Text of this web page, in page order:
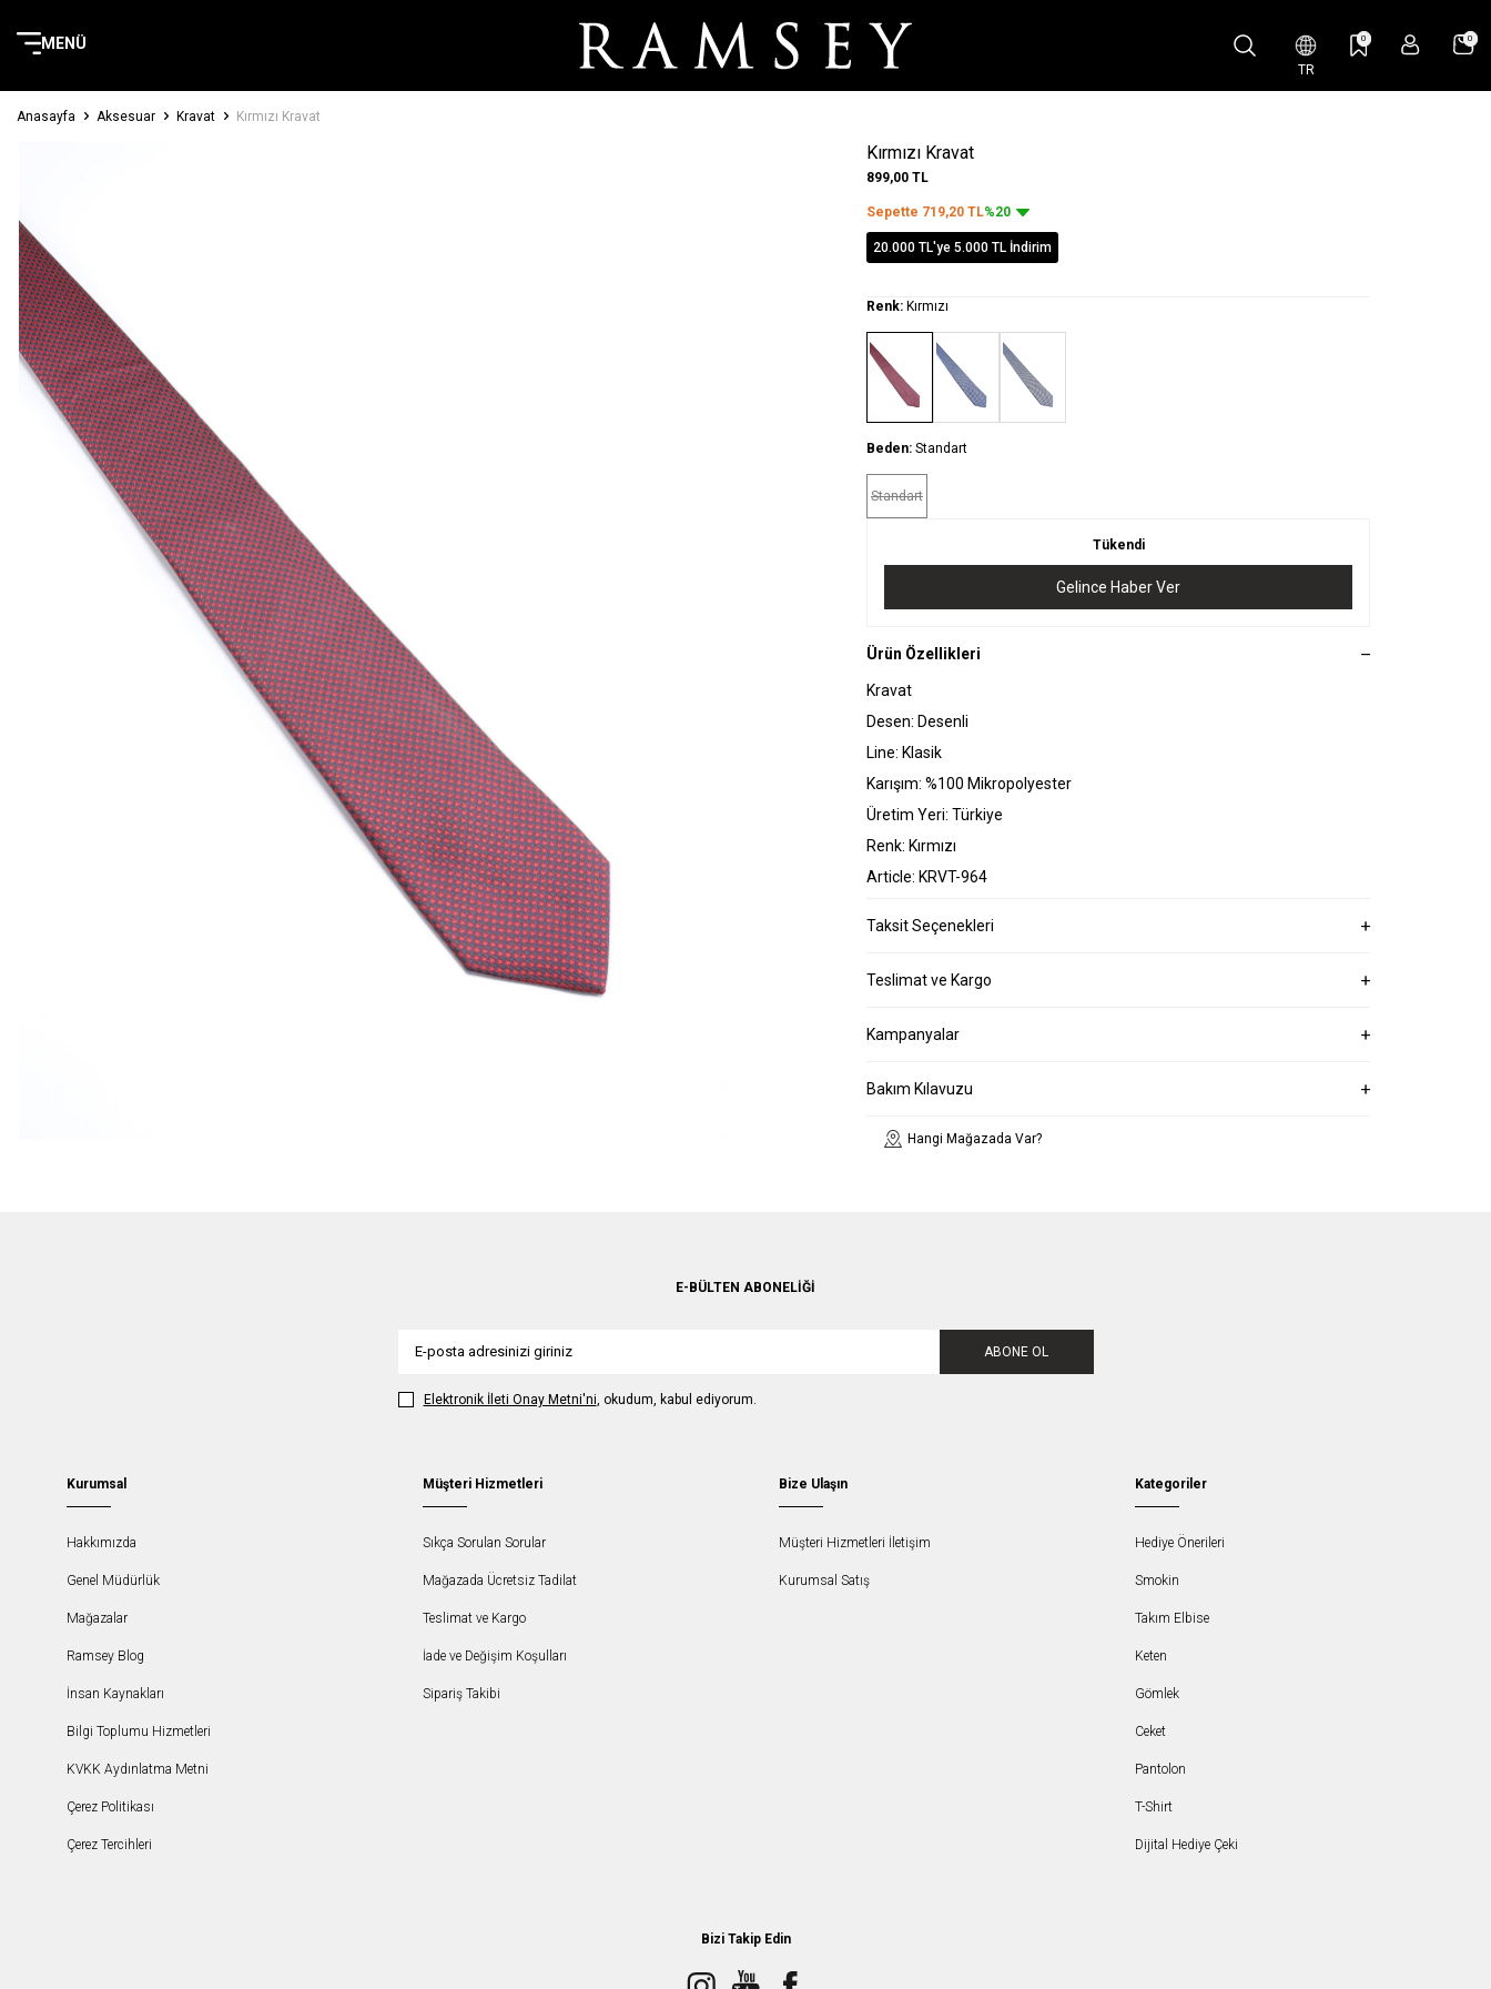
MENÜ
TR
0 0
Anasayfa Aksesuar Kravat Kırmızı Kravat
Kırmızı Kravat
899,00 TL
Sepette 719,20 TL%20
20.000 TL'ye 5.000 TL İndirim
Renk: Kırmızı
Beden: Standart
Standart
Tükendi
Gelince Haber Ver
Ürün Özellikleri
Kravat
Desen: Desenli
Line: Klasik
Karışım: %100 Mikropolyester
Üretim Yeri: Türkiye
Renk: Kırmızı
Article: KRVT-964
Taksit Seçenekleri
Teslimat ve Kargo
Kampanyalar
Bakım Kılavuzu
Hangi Mağazada Var?
E-BÜLTEN ABONELIĞI
ABONE OL
Elektronik İleti Onay Metni'ni , okudum, kabul ediyorum.
Kurumsal
Hakkımızda
Genel Müdürlük
Mağazalar
Ramsey Blog
İnsan Kaynakları
Bilgi Toplumu Hizmetleri
KVKK Aydınlatma Metni
Çerez Politikası
Çerez Tercihleri
Müşteri Hizmetleri
Sıkça Sorulan Sorular
Mağazada Ücretsiz Tadilat
Teslimat ve Kargo
İade ve Değişim Koşulları
Sipariş Takibi
Bize Ulaşın
Müşteri Hizmetleri İletişim
Kurumsal Satış
Kategoriler
Hediye Önerileri
Smokin
Takım Elbise
Keten
Gömlek
Ceket
Pantolon
T-Shirt
Dijital Hediye Çeki
Bizi Takip Edin